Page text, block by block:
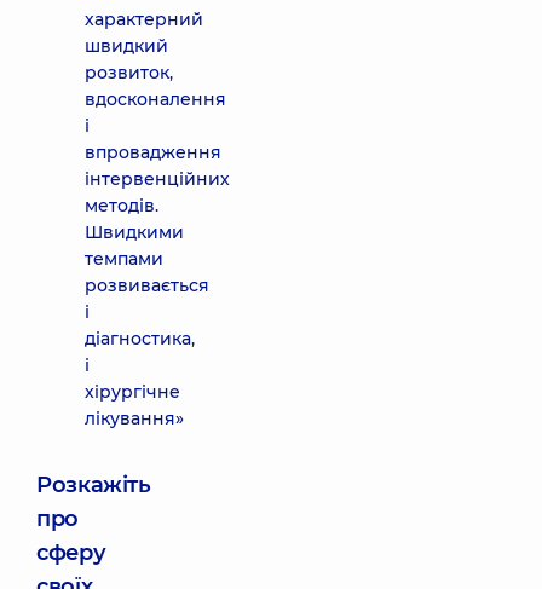
характерний
швидкий
розвиток,
вдосконалення
і
впровадження
інтервенційних
методів.
Швидкими
темпами
розвивається
і
діагностика,
і
хірургічне
лікування»
Розкажіть
про
сферу